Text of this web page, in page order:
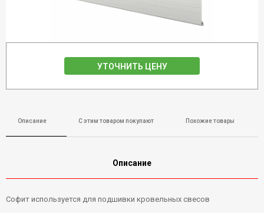
УТОЧНИТЬ ЦЕНУ
Описание С этим товаром покупают Похожие товары
Описание
Софит используется для подшивки кровельных свесов